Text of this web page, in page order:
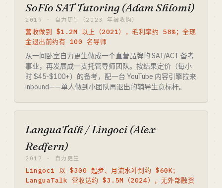
SoFlo SAT Tutoring (Adam Shlomi)
2019 · 自力更生（2023 年被收购）
营收做到 $1.2M 以上（2021），毛利率约 58%；全现
金退出前约有 100 名导师
从一间卧室自力更生做成一个直营品牌的 SAT/ACT 备考
事业，再发展成一支托管导师团队。按结果定价（每小
时 $45-$100+）的备考，配一台 YouTube 内容引擎拉来
inbound——单人做到小团队再退出的辅导生意标杆。
LanguaTalk / Lingoci (Alex
Redfern)
2017 · 自力更生
Lingoci 以 $300 起步、月流水冲到约 $60K；
LanguaTalk 营收达约 $3.5M（2024），无外部融资